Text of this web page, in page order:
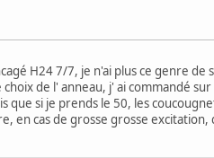
H24 7/7, je n'ai plus ce genre de
de l' anneau, j' ai commandé
que si je prends le 50, les
en cas de grosse grosse excitation,